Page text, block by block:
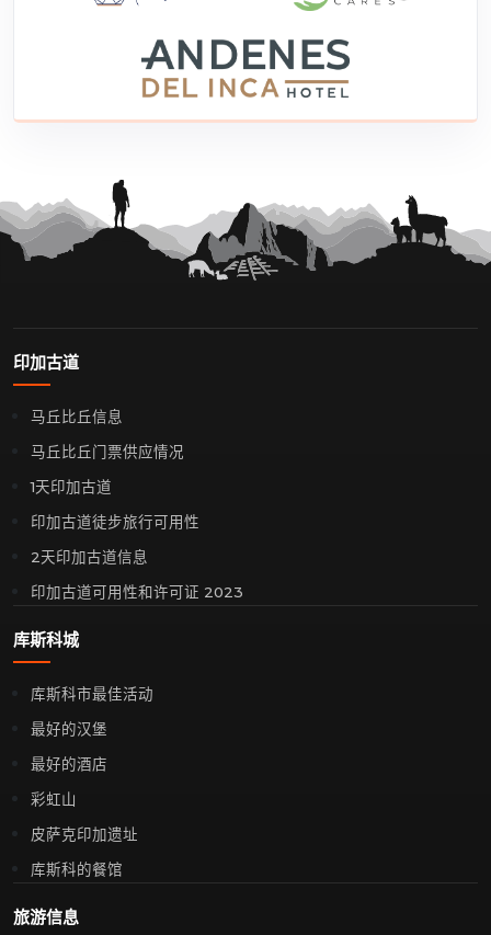
印加古道
马丘比丘信息
马丘比丘门票供应情况
1天印加古道
印加古道徒步旅行可用性
2天印加古道信息
印加古道可用性和许可证 2023
库斯科城
库斯科市最佳活动
最好的汉堡
最好的酒店
彩虹山
皮萨克印加遗址
库斯科的餐馆
旅游信息